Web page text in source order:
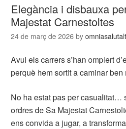
Elegància i disbauxa
Majestat Carnestoltes
24 de març de 2026 by
Avui els carrers s’han omplert
perquè hem sortit a caminar
No ha estat pas per casualitat…
ordres de Sa Majestat
ens convida a jugar, a